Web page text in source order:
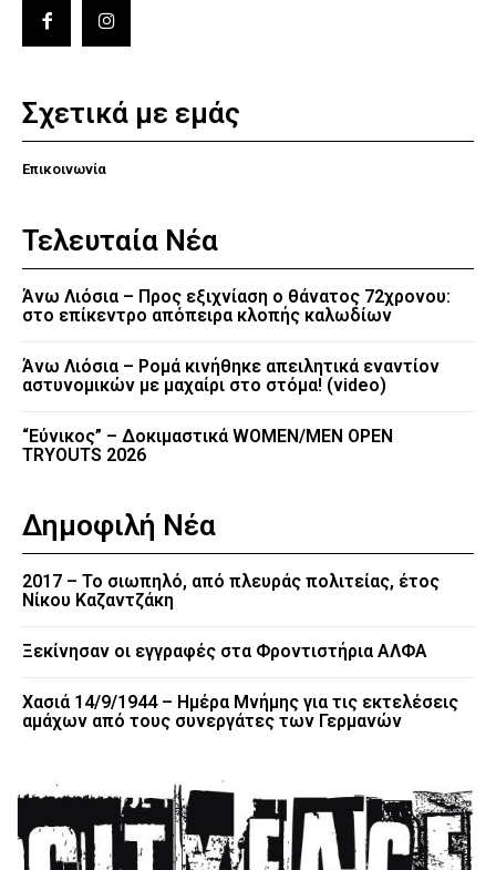
Σχετικά με εμάς
Επικοινωνία
Τελευταία Νέα
Άνω Λιόσια – Προς εξιχνίαση ο θάνατος 72χρονου:
στο επίκεντρο απόπειρα κλοπής καλωδίων
Άνω Λιόσια – Ρομά κινήθηκε απειλητικά εναντίον
αστυνομικών με μαχαίρι στο στόμα! (video)
“Εύνικος” – Δοκιμαστικά WOMEN/MEN OPEN
TRYOUTS 2026
Δημοφιλή Νέα
2017 – Το σιωπηλό, από πλευράς πολιτείας, έτος
Νίκου Καζαντζάκη
Ξεκίνησαν οι εγγραφές στα Φροντιστήρια ΑΛΦΑ
Χασιά 14/9/1944 – Ημέρα Μνήμης για τις εκτελέσεις
αμάχων από τους συνεργάτες των Γερμανών